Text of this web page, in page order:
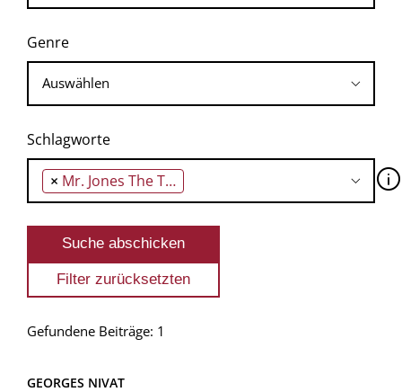
Genre
Schlagworte
× Mr. Jones The Truth Can't Be Hidden Forever 🛈
Gefundene Beiträge: 1
GEORGES NIVAT